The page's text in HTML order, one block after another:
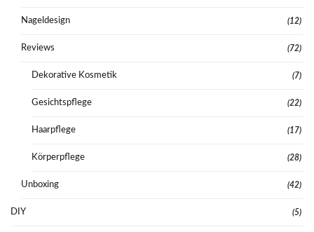
Nageldesign (12)
Reviews (72)
Dekorative Kosmetik (7)
Gesichtspflege (22)
Haarpflege (17)
Körperpflege (28)
Unboxing (42)
DIY (5)